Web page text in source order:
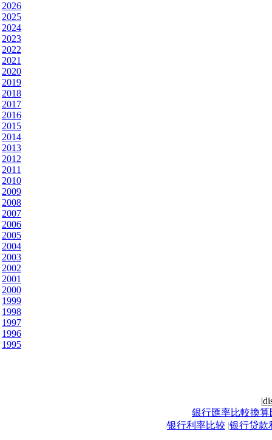
2026
2025
2024
2023
2022
2021
2020
2019
2018
2017
2016
2015
2014
2013
2012
2011
2010
2009
2008
2007
2006
2005
2004
2003
2002
2001
2000
1999
1998
1997
1996
1995
|
銀行匯率比較換算
|银行利率比较 |银行贷款